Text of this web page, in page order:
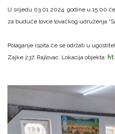
U srijedu 03.01.2024. godine u 15:00
za buduće lovce lovačkog udruženja
Polaganje ispita će se održati u
Zajke 237, Rajlovac. Lokacija objekta: